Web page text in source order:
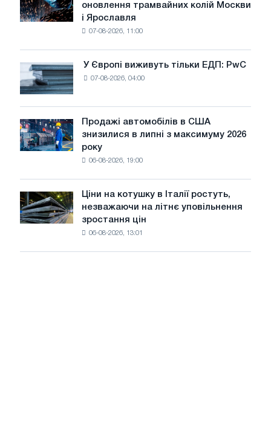
БМК
виробили
трамвайних
колій
Москви
і
Ярославля
оновлення трамвайних колій Москви
і Ярославля
07-08-2026, 11:00
Європі
виживуть
тільки
ЕДП:
PwC
У Європі виживуть тільки ЕДП: PwC
07-08-2026, 04:00
Продажі
автомобілів
в
липні
з
максимуму
року
Продажі автомобілів в США
знизилися в липні з максимуму 2026
року
06-08-2026, 19:00
Ціни
на
котушку
Ціни на котушку в Італії ростуть,
незважаючи на літнє уповільнення
зростання цін
06-08-2026, 13:01